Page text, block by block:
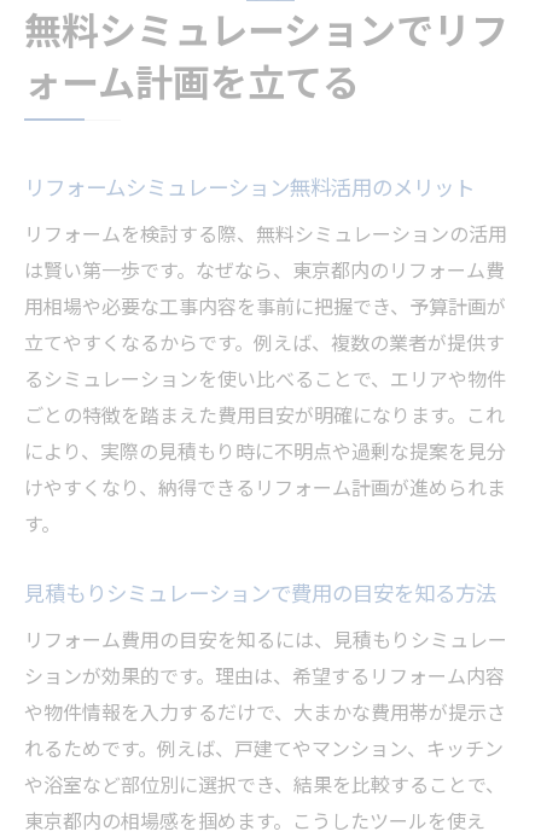
無料シミュレーションでリフ
ォーム計画を立てる
リフォームシミュレーション無料活用のメリット
リフォームを検討する際、無料シミュレーションの活用
は賢い第一歩です。なぜなら、東京都内のリフォーム費
用相場や必要な工事内容を事前に把握でき、予算計画が
立てやすくなるからです。例えば、複数の業者が提供す
るシミュレーションを使い比べることで、エリアや物件
ごとの特徴を踏まえた費用目安が明確になります。これ
により、実際の見積もり時に不明点や過剰な提案を見分
けやすくなり、納得できるリフォーム計画が進められま
す。
見積もりシミュレーションで費用の目安を知る方法
リフォーム費用の目安を知るには、見積もりシミュレー
ションが効果的です。理由は、希望するリフォーム内容
や物件情報を入力するだけで、大まかな費用帯が提示さ
れるためです。例えば、戸建てやマンション、キッチン
や浴室など部位別に選択でき、結果を比較することで、
東京都内の相場感を掴めます。こうしたツールを使え